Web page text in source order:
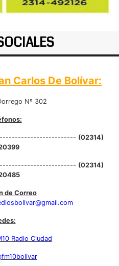
Carlos De Bolívar:
Nº 302
(02314)
(02314)
de Correo
Radio Ciudad